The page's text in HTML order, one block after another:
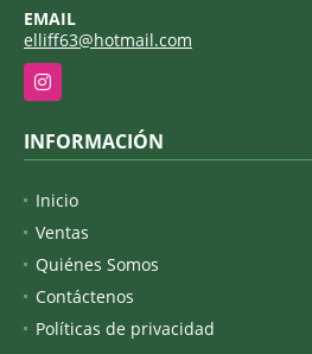
EMAIL
elliff63@hotmail.com
Instagram
INFORMACIÓN
Inicio
Ventas
Quiénes Somos
Contáctenos
Políticas de privacidad